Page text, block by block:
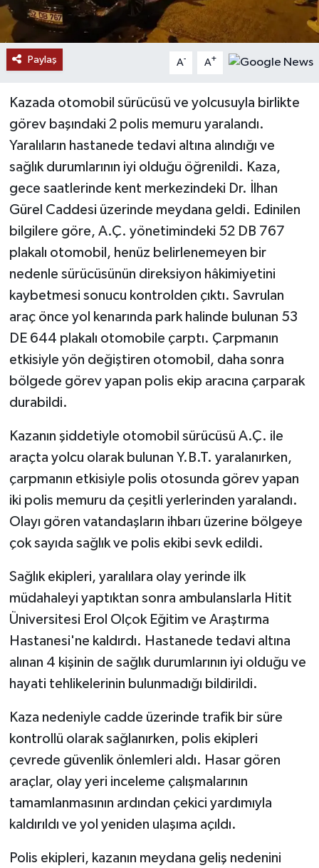
Paylaş A- A+
Kazada otomobil sürücüsü ve yolcusuyla birlikte
görev başındaki 2 polis memuru yaralandı.
Yaralıların hastanede tedavi altına alındığı ve
sağlık durumlarının iyi olduğu öğrenildi. Kaza,
gece saatlerinde kent merkezindeki Dr. İlhan
Gürel Caddesi üzerinde meydana geldi. Edinilen
bilgilere göre, A.Ç. yönetimindeki 52 DB 767
plakalı otomobil, henüz belirlenemeyen bir
nedenle sürücüsünün direksiyon hâkimiyetini
kaybetmesi sonucu kontrolden çıktı. Savrulan
araç önce yol kenarında park halinde bulunan 53
DE 644 plakalı otomobile çarptı. Çarpmanın
etkisiyle yön değiştiren otomobil, daha sonra
bölgede görev yapan polis ekip aracına çarparak
durabildi.
Kazanın şiddetiyle otomobil sürücüsü A.Ç. ile
araçta yolcu olarak bulunan Y.B.T. yaralanırken,
çarpmanın etkisiyle polis otosunda görev yapan
iki polis memuru da çeşitli yerlerinden yaralandı.
Olayı gören vatandaşların ihbarı üzerine bölgeye
çok sayıda sağlık ve polis ekibi sevk edildi.
Sağlık ekipleri, yaralılara olay yerinde ilk
müdahaleyi yaptıktan sonra ambulanslarla Hitit
Üniversitesi Erol Olçok Eğitim ve Araştırma
Hastanesi'ne kaldırdı. Hastanede tedavi altına
alınan 4 kişinin de sağlık durumlarının iyi olduğu ve
hayati tehlikelerinin bulunmadığı bildirildi.
Kaza nedeniyle cadde üzerinde trafik bir süre
kontrollü olarak sağlanırken, polis ekipleri
çevrede güvenlik önlemleri aldı. Hasar gören
araçlar, olay yeri inceleme çalışmalarının
tamamlanmasının ardından çekici yardımıyla
kaldırıldı ve yol yeniden ulaşıma açıldı.
Polis ekipleri, kazanın meydana geliş nedenini